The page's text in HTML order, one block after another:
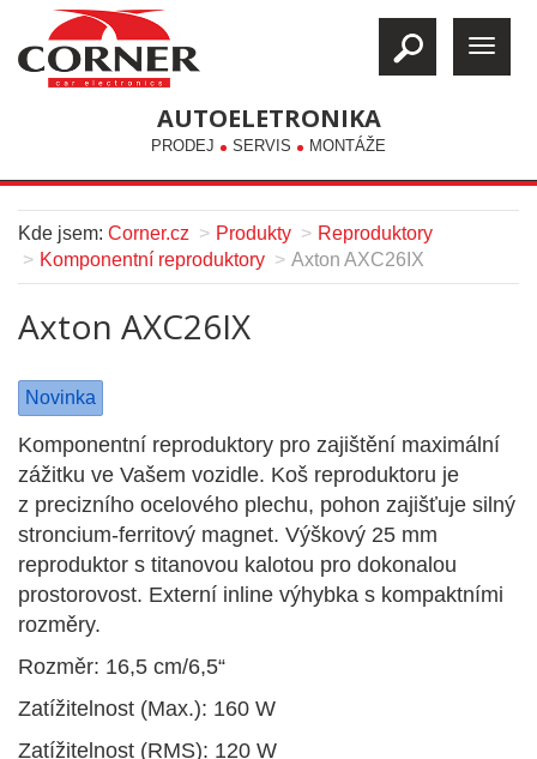
AUTOELETRONIKA
PRODEJ SERVIS MONTÁŽE
Kde jsem: Corner.cz Produkty
Reproduktory
Komponentní reproduktory
Axton AXC26IX
Axton AXC26IX
Novinka
Komponentní reproduktory pro zajištění maximální
zážitku ve Vašem vozidle. Koš reproduktoru je
z precizního ocelového plechu, pohon zajišťuje silný
stroncium-ferritový magnet. Výškový 25 mm
reproduktor s titanovou kalotou pro dokonalou
prostorovost. Externí inline výhybka s kompaktními
rozměry.
Rozměr: 16,5 cm/6,5“
Zatížitelnost (Max.): 160 W
Zatížitelnost (RMS): 120 W